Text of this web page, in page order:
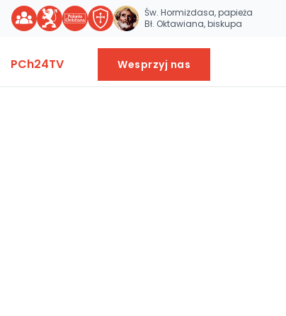
Św. Hormizdasa, papieża
Bł. Oktawiana, biskupa
PCh24TV Wesprzyj nas